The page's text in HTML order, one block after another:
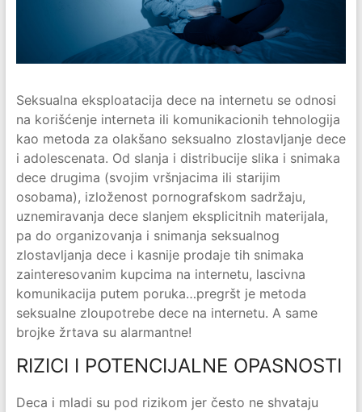
Seksualna eksploatacija dece na internetu se odnosi
na korišćenje interneta ili komunikacionih tehnologija
kao metoda za olakšano seksualno zlostavljanje dece
i adolescenata. Od slanja i distribucije slika i snimaka
dece drugima (svojim vršnjacima ili starijim
osobama), izloženost pornografskom sadržaju,
uznemiravanja dece slanjem eksplicitnih materijala,
pa do organizovanja i snimanja seksualnog
zlostavljanja dece i kasnije prodaje tih snimaka
zainteresovanim kupcima na internetu, lascivna
komunikacija putem poruka…pregršt je metoda
seksualne zloupotrebe dece na internetu. A same
brojke žrtava su alarmantne!
RIZICI I POTENCIJALNE OPASNOSTI
Deca i mladi su pod rizikom jer često ne shvataju